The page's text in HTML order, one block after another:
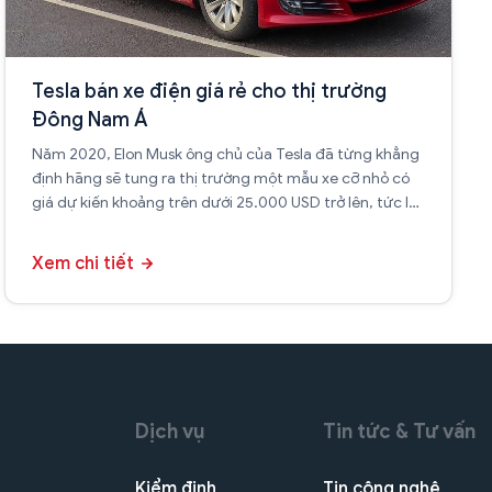
Tesla bán xe điện giá rẻ cho thị trường
Đông Nam Á
Năm 2020, Elon Musk ông chủ của Tesla đã từng khẳng
định hãng sẽ tung ra thị trường một mẫu xe cỡ nhỏ có
giá dự kiến khoảng trên dưới 25.000 USD trở lên, tức là
Xem chi tiết
Dịch vụ Tin tức & Tư vấn